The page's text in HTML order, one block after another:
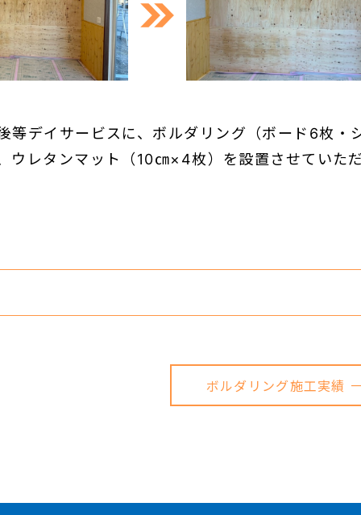
等デイサービスに、ボルダリング（ボード6枚・
ウレタンマット（10㎝×4枚）を設置させていただ
ボルダリング施工実績